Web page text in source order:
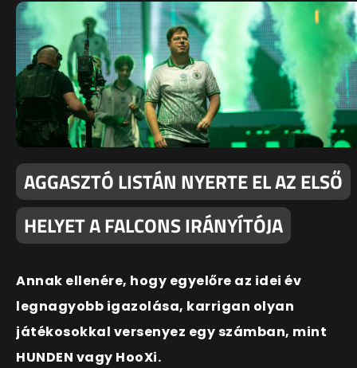
AGGASZTÓ LISTÁN NYERTE EL AZ ELSŐ
HELYET A FALCONS IRÁNYÍTÓJA
Annak ellenére, hogy egyelőre az idei év
legnagyobb igazolása, karrigan olyan
játékosokkal versenyez egy számban, mint
HUNDEN vagy HooXi.